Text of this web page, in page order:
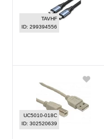
TAVHF
ID: 299394556
UC5010-018C
ID: 302520639